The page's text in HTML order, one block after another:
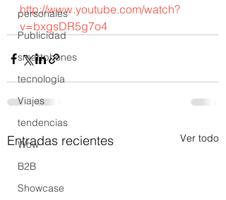
personales
Publicidad
smartphones
tecnología
Viajes
tendencias
Wow
B2B
Showcase
http://www.youtube.com/watch?
v=bxgsDR5g7o4
Entradas recientes Ver todo